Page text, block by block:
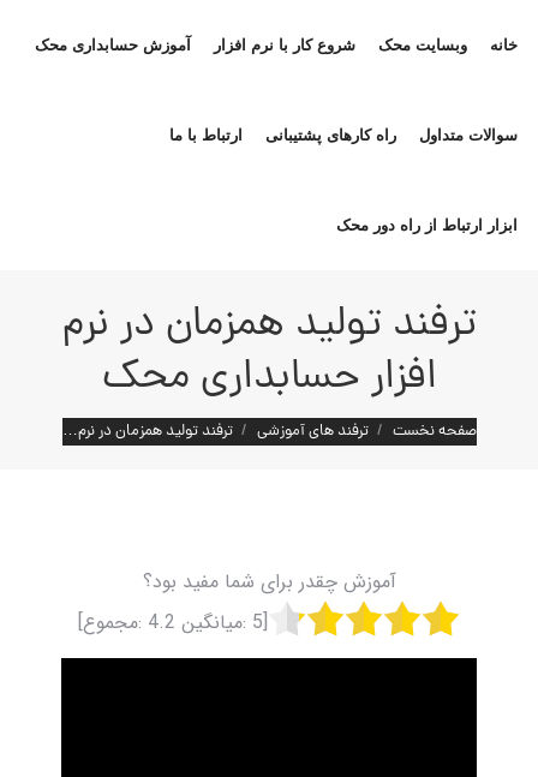
خانه وبسایت محک شروع کار با نرم افزار آموزش حسابداری محک
سوالات متداول راه کارهای پشتیبانی ارتباط با ما
ابزار ارتباط از راه دور محک
ترفند تولید همزمان در نرم
افزار حسابداری محک
مکان شما:
صفحه نخست ترفند های آموزشی ترفند تولید همزمان در نرم…
آموزش چقدر برای شما مفید بود؟
[
5 :میانگین 4.2 :مجموع]